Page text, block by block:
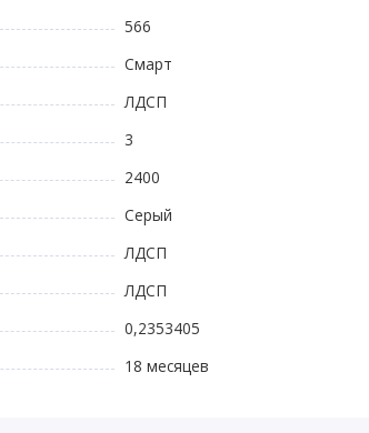
566
Смарт
ЛДСП
3
2400
Серый
ЛДСП
ЛДСП
0,2353405
18 месяцев